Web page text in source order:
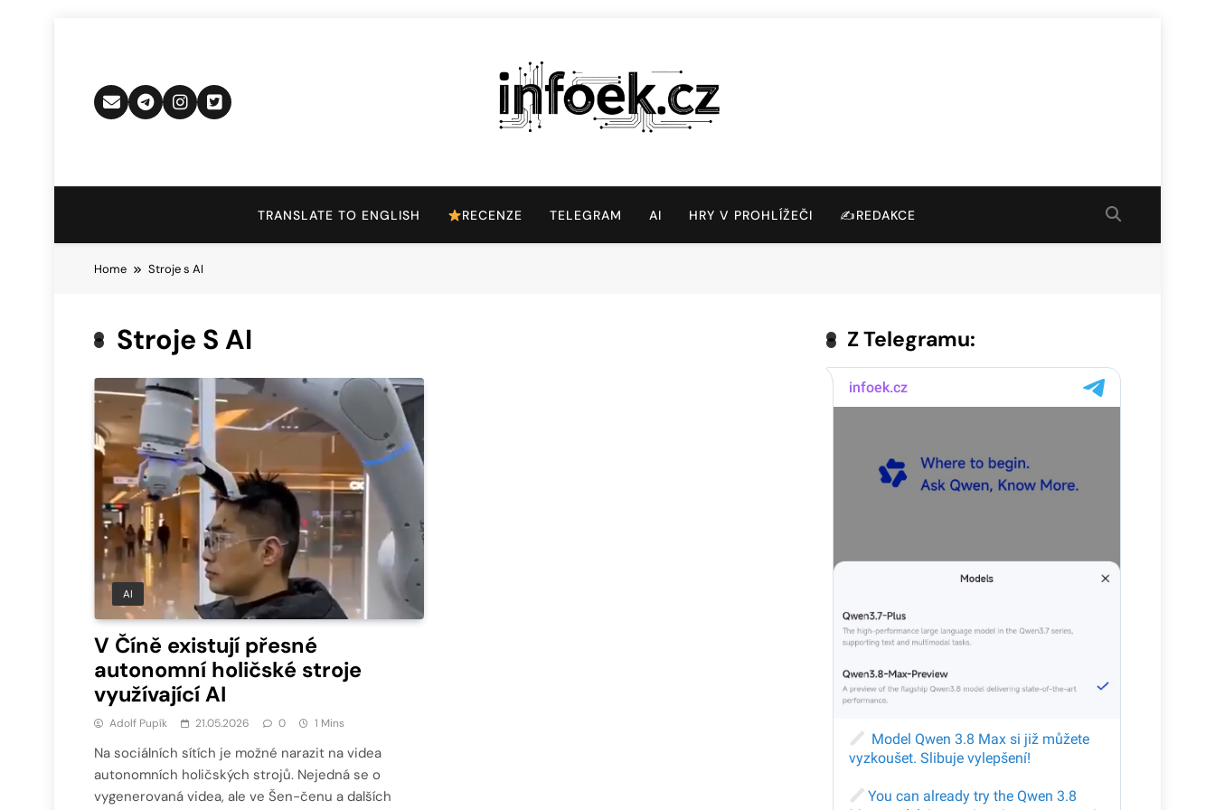
Infoek.cz
TRANSLATE TO ENGLISH RECENZE TELEGRAM AI HRY V PROHLÍŽEČI ✍️REDAKCE
Home Stroje s AI
Stroje S AI
AI
V Číně existují přesné
autonomní holičské stroje
využívající AI
Adolf Pupík 21.05.2026 0 1 Mins
Na sociálních sítích je možné narazit na videa
autonomních holičských strojů. Nejedná se o
vygenerovaná videa, ale ve Šen-čenu a dalších
Z Telegramu: